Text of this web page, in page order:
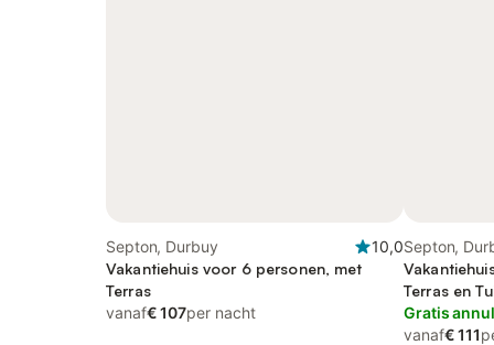
Septon, Durbuy
10,0
Vakantiehuis voor 6 personen, met
Terras
vanaf€ 107per nacht
Septon,
Terras en
Gratis
vanaf€ 111